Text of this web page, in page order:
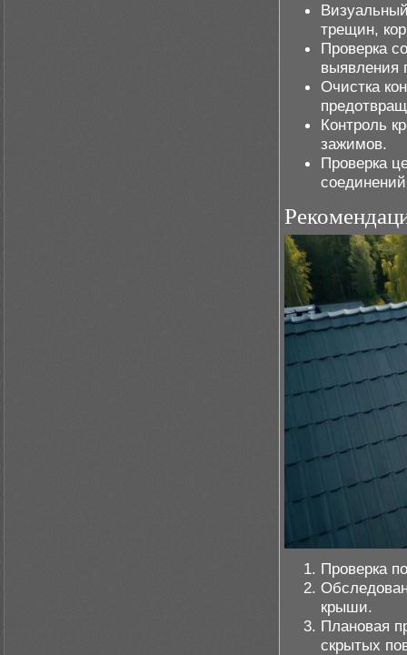
трещин,
Проверка
выявления
Очистка
Контроль
зажимов.
Проверка
Проверка
крыши.
Плановая
скрытых